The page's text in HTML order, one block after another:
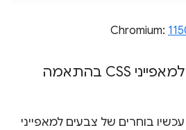
כלי לבחירת צבעים למאפייני CSS בהתאמה
בוחרים של צבעים למאפייני